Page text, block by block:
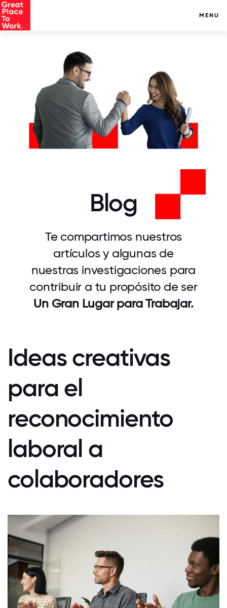
MENU
Blog
Te compartimos nuestros
artículos y algunas de
nuestras investigaciones para
contribuir a tu propósito de ser
Un Gran Lugar para Trabajar.
Ideas creativas
para el
reconocimiento
laboral a
colaboradores